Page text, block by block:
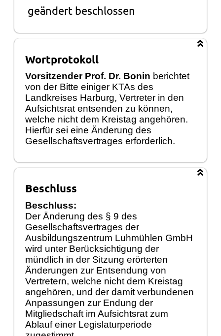
geändert beschlossen
Wortprotokoll
Vorsitzender Prof. Dr. Bonin berichtet
von der Bitte einiger KTAs des
Landkreises Harburg, Vertreter in den
Aufsichtsrat entsenden zu können,
welche nicht dem Kreistag angehören.
Hierfür sei eine Änderung des
Gesellschaftsvertrages erforderlich.
Beschluss
Beschluss:
Der Änderung des § 9 des
Gesellschaftsvertrages der
Ausbildungszentrum Luhmühlen GmbH
wird unter Berücksichtigung der
mündlich in der Sitzung erörterten
Änderungen zur Entsendung von
Vertretern, welche nicht dem Kreistag
angehören, und der damit verbundenen
Anpassungen zur Endung der
Mitgliedschaft im Aufsichtsrat zum
Ablauf einer Legislaturperiode